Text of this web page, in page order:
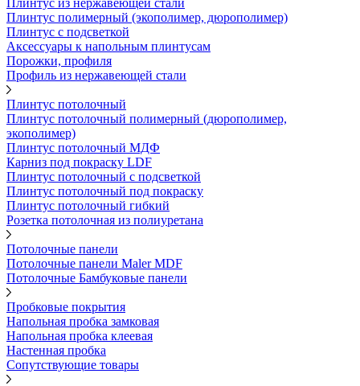
Плинтус из нержавеющей стали
Плинтус полимерный (экополимер, дюрополимер)
Плинтус с подсветкой
Аксессуары к напольным плинтусам
Порожки, профиля
Профиль из нержавеющей стали
Плинтус потолочный
Плинтус потолочный полимерный (дюрополимер,
экополимер)
Плинтус потолочный МДФ
Карниз под покраску LDF
Плинтус потолочный с подсветкой
Плинтус потолочный под покраску
Плинтус потолочный гибкий
Розетка потолочная из полиуретана
Потолочные панели
Потолочные панели Maler MDF
Потолочные Бамбуковые панели
Пробковые покрытия
Напольная пробка замковая
Напольная пробка клеевая
Настенная пробка
Сопутствующие товары